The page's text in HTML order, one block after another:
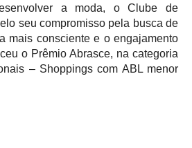
a moda, o Clube de
seu compromisso pela busca de
mais consciente e o engajamento
o Prêmio Abrasce, na categoria
– Shoppings com ABL menor